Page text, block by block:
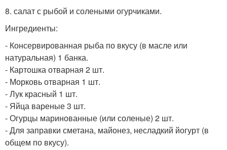
8. салат с рыбой и солеными огурчиками.
Ингредиенты:
- Консервированная рыба по вкусу (в масле или
натуральная) 1 банка.
- Картошка отварная 2 шт.
- Морковь отварная 1 шт.
- Лук красный 1 шт.
- Яйца вареные 3 шт.
- Огурцы маринованные (или соленые) 2 шт.
- Для заправки сметана, майонез, несладкий йогурт (в
общем по вкусу).